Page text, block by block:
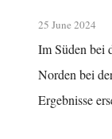
25 June 2024
Im Süden bei
Norden bei
Ergebnisse